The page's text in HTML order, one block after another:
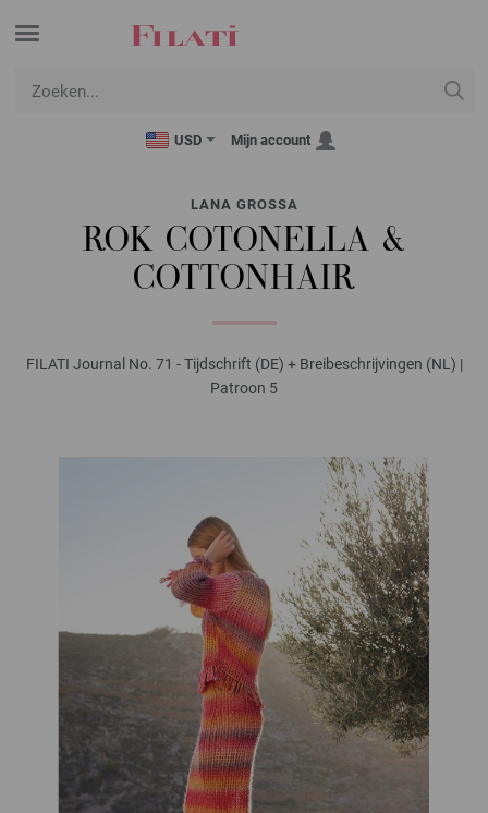
USD Mijn account
LANA GROSSA
ROK COTONELLA &
COTTONHAIR
FILATI Journal No. 71 - Tijdschrift (DE) + Breibeschrijvingen (NL) |
Patroon 5